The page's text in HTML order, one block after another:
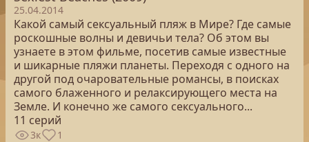
25.04.2014
Какой самый сексуальный пляж в Мире? Где самые
роскошные волны и девичьи тела? Об этом вы
узнаете в этом фильме, посетив самые известные
и шикарные пляжи планеты. Переходя с одного на
другой под очаровательные романсы, в поисках
самого блаженного и релаксирующего места на
Земле. И конечно же самого сексуального...
11 серий
3к 1